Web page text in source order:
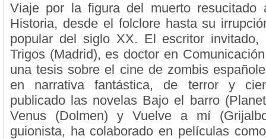
Viaje por la figura del muerto
Historia, desde el folclore hasta su
popular del siglo XX. El escritor invitado,
Trigos (Madrid), es doctor en
una tesis sobre el cine de zombis
en narrativa fantástica, de terror y
publicado las novelas Bajo el barro
Venus (Dolmen) y Vuelve a mí
guionista, ha colaborado en películas